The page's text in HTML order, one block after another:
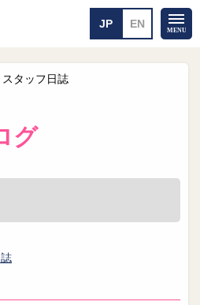
矯正治療について
一般的な矯正
スタッフ日誌
グ